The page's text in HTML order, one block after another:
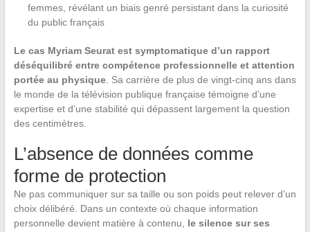
femmes, révélant un biais genré persistant dans la curiosité
du public français
Le cas Myriam Seurat est symptomatique d’un rapport
déséquilibré entre compétence professionnelle et attention
portée au physique. Sa carrière de plus de vingt-cinq ans dans
le monde de la télévision publique française témoigne d’une
expertise et d’une stabilité qui dépassent largement la question
des centimètres.
L’absence de données comme
forme de protection
Ne pas communiquer sur sa taille ou son poids peut relever d’un
choix délibéré. Dans un contexte où chaque information
personnelle devient matière à contenu, le silence sur ses